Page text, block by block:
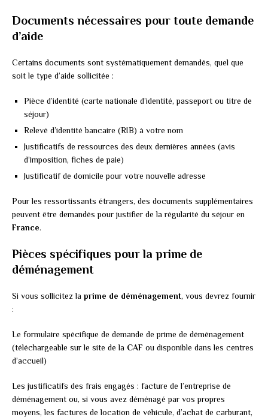
Documents nécessaires pour toute demande
d’aide
Certains documents sont systématiquement demandés, quel que
soit le type d’aide sollicitée :
Pièce d’identité (carte nationale d’identité, passeport ou titre de
séjour)
Relevé d’identité bancaire (RIB) à votre nom
Justificatifs de ressources des deux dernières années (avis
d’imposition, fiches de paie)
Justificatif de domicile pour votre nouvelle adresse
Pour les ressortissants étrangers, des documents supplémentaires
peuvent être demandés pour justifier de la régularité du séjour en
France.
Pièces spécifiques pour la prime de
déménagement
Si vous sollicitez la prime de déménagement, vous devrez fournir
:
Le formulaire spécifique de demande de prime de déménagement
(téléchargeable sur le site de la CAF ou disponible dans les centres
d’accueil)
Les justificatifs des frais engagés : facture de l’entreprise de
déménagement ou, si vous avez déménagé par vos propres
moyens, les factures de location de véhicule, d’achat de carburant,